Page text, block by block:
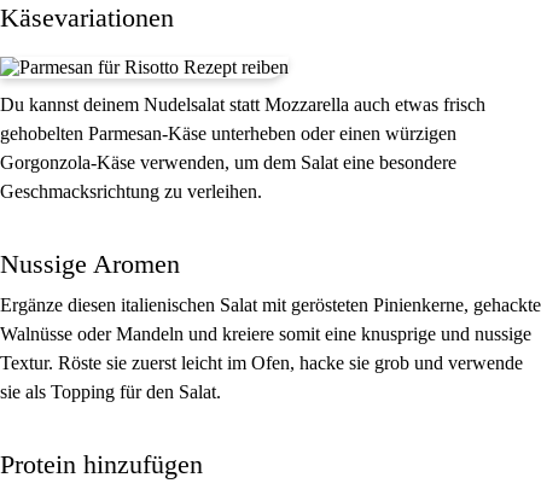
Käsevariationen
Du kannst deinem Nudelsalat statt Mozzarella auch etwas frisch
gehobelten Parmesan-Käse unterheben oder einen würzigen
Gorgonzola-Käse verwenden, um dem Salat eine besondere
Geschmacksrichtung zu verleihen.
Nussige Aromen
Ergänze diesen italienischen Salat mit gerösteten Pinienkerne, gehackte
Walnüsse oder Mandeln und kreiere somit eine knusprige und nussige
Textur. Röste sie zuerst leicht im Ofen, hacke sie grob und verwende
sie als Topping für den Salat.
Protein hinzufügen